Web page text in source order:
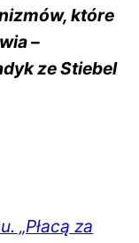
które
–
ze Stiebel
„Płacą za